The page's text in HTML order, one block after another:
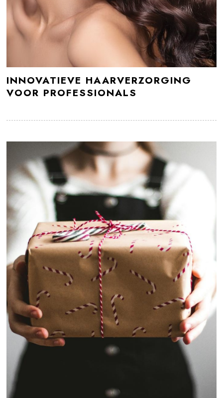
INNOVATIEVE HAARVERZORGING
VOOR PROFESSIONALS